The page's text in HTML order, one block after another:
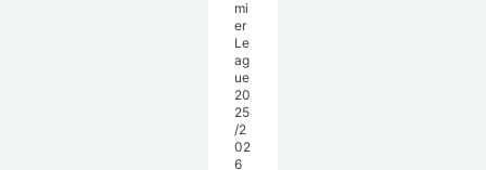
mi
er
Le
ag
ue
20
25
/2
02
6